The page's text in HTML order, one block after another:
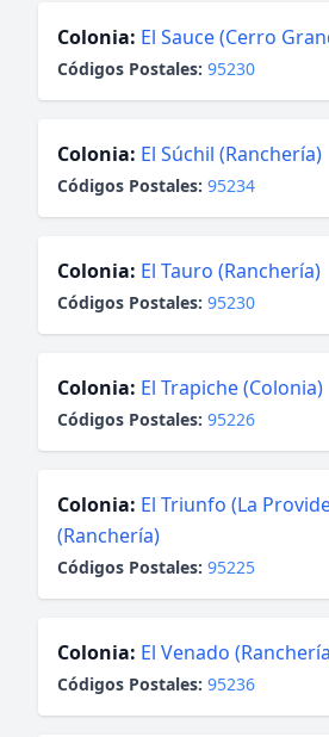
Colonia: El Sauce (Cerro
Códigos Postales: 95230
Colonia: El Súchil (Ranchería)
Códigos Postales: 95234
Colonia: El Tauro (Ranchería)
Códigos Postales: 95230
Colonia: El Trapiche (Colonia)
Códigos Postales: 95226
Colonia: El Triunfo (La
(Ranchería)
Códigos Postales: 95225
Colonia: El Venado
Códigos Postales: 95236